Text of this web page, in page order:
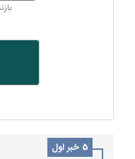
5 خبر اول